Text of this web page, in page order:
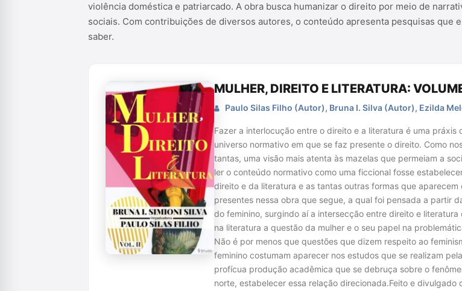
violência doméstica e patriarcado. A obra busca humanizar o direito por meio de
sociais. Com contribuições de diversos autores, o conteúdo apresenta pesquisas que
saber.
MULHER, DIREITO E LITERATURA:
Paulo Silas Filho (Autor), Bruna I. Silva (Autor), Ezilda
Fazer a interlocução entre o direito e a literatura é uma
universo normativo em que se faz presente o direito. Como
tantas, uma visão mais atenta às mazelas que permeiam a
ler o conteúdo normativo como uma ficcional fosse
direito e da literatura e as tantas outras formas que
presentes nessa obra que segue, a qual foi pensada a partir
do feminino, surgindo aí a intersecção entre direito e
na literatura a questão da mulher e o seu papel na
Não é por menos que questões que dizem respeito ao
feminino costumam aparecer nos estudos que se realizam
profícua produção acadêmica que se debruça sobre o
norte, estabelecer essa relação direcionada.Feito e